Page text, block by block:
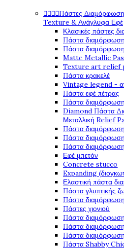
Πάστες
Texture & Ανάγλυφα Εφέ
Κλασικές πάστες
Πάστα
Πάστα
Matte Metallic
Texture art relief
Πάστα κρακελέ
Vintage legend -
Πάστα εφέ πέτρας
Πάστα
Diamond Πάστα
Μεταλλική Relief
Πάστα
Πάστα
Πάστα
Εφέ μπετόν
Concrete stucco
Expanding
Ελαστική πάστα
Πάστα γλυπτικής
Πάστα
Πάστες χιονιού
Πάστα
Πάστα
Πάστα
Πάστα Shabby